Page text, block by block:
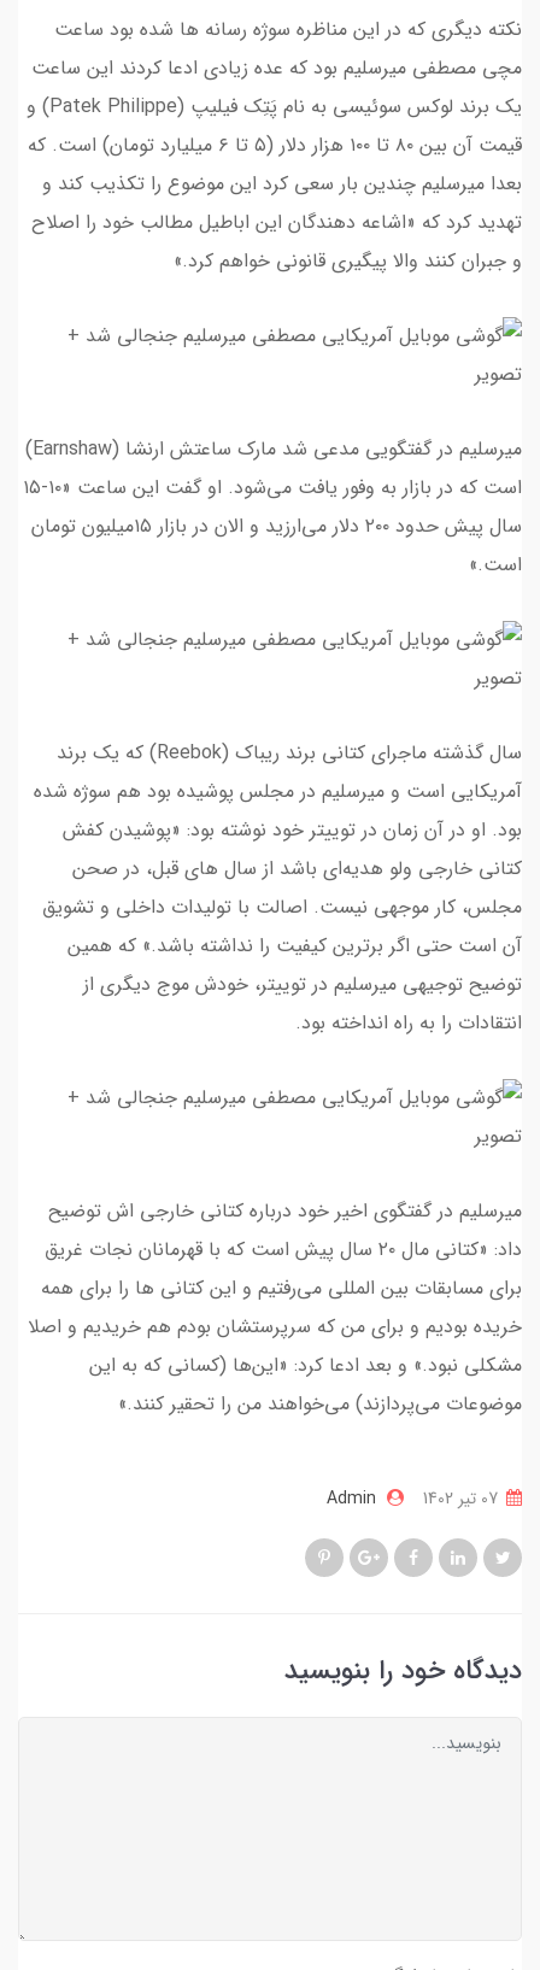
نکته دیگری که در این مناظره سوژه رسانه ها شده بود ساعت
مچی مصطفی میرسلیم بود که عده زیادی ادعا کردند این ساعت
یک برند لوکس سوئیسی به نام پَتِک فیلیپ (Patek Philippe) و
قیمت آن بین ۸۰ تا ۱۰۰ هزار دلار (۵ تا ۶ میلیارد تومان) است. که
بعدا میرسلیم چندین بار سعی کرد این موضوع را تکذیب کند و
تهدید کرد که «اشاعه دهندگان این اباطیل مطالب خود را اصلاح
و جبران کنند والا پیگیری قانونی خواهم کرد.»
میرسلیم در گفتگویی مدعی شد مارک ساعتش ارنشا (Earnshaw)
است که در بازار به وفور یافت می‌شود. او گفت این ساعت «۱۰-۱۵
سال پیش حدود ۲۰۰ دلار می‌ارزید و الان در بازار ۱۵میلیون تومان
است.»
سال گذشته ماجرای کتانی برند ریباک (Reebok) که یک برند
آمریکایی است و میرسلیم در مجلس پوشیده بود هم سوژه شده
بود. او در آن زمان در توییتر خود نوشته بود: «پوشیدن کفش
کتانی خارجی ولو هدیه‌ای باشد از سال های قبل، در صحن
مجلس، کار موجهی نیست. اصالت با تولیدات داخلی و تشویق
آن است حتی اگر برترین کیفیت را نداشته باشد.» که همین
توضیح توجیهی میرسلیم در توییتر، خودش موج دیگری از
انتقادات را به راه انداخته بود.
میرسلیم در گفتگوی اخیر خود درباره کتانی خارجی اش توضیح
داد: «کتانی مال ۲۰ سال پیش است که با قهرمانان نجات غریق
برای مسابقات بین المللی می‌رفتیم و این کتانی ها را برای همه
خریده بودیم و برای من که سرپرستشان بودم هم خریدیم و اصلا
مشکلی نبود.» و بعد ادعا کرد: «این‌ها (کسانی که به این
موضوعات می‌پردازند) می‌خواهند من را تحقیر کنند.»
Admin
دیدگاه خود را بنویسید